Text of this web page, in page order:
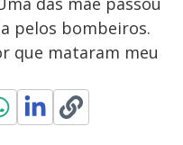
pelos bombeiros.
que mataram meu